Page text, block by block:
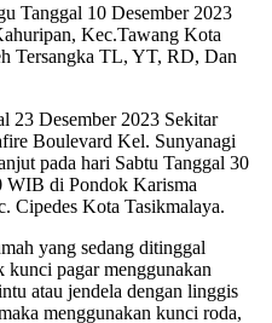
Tanggal 10 Desember 2023
Kec.Tawang Kota
Tersangka TL, YT, RD, Dan
23 Desember 2023 Sekitar
Boulevard Kel. Sunyanagi
pada hari Sabtu Tanggal 30
WIB di Pondok Karisma
Cipedes Kota Tasikmalaya.
yang sedang ditinggal
kunci pagar menggunakan
atau jendela dengan linggis
menggunakan kunci roda,